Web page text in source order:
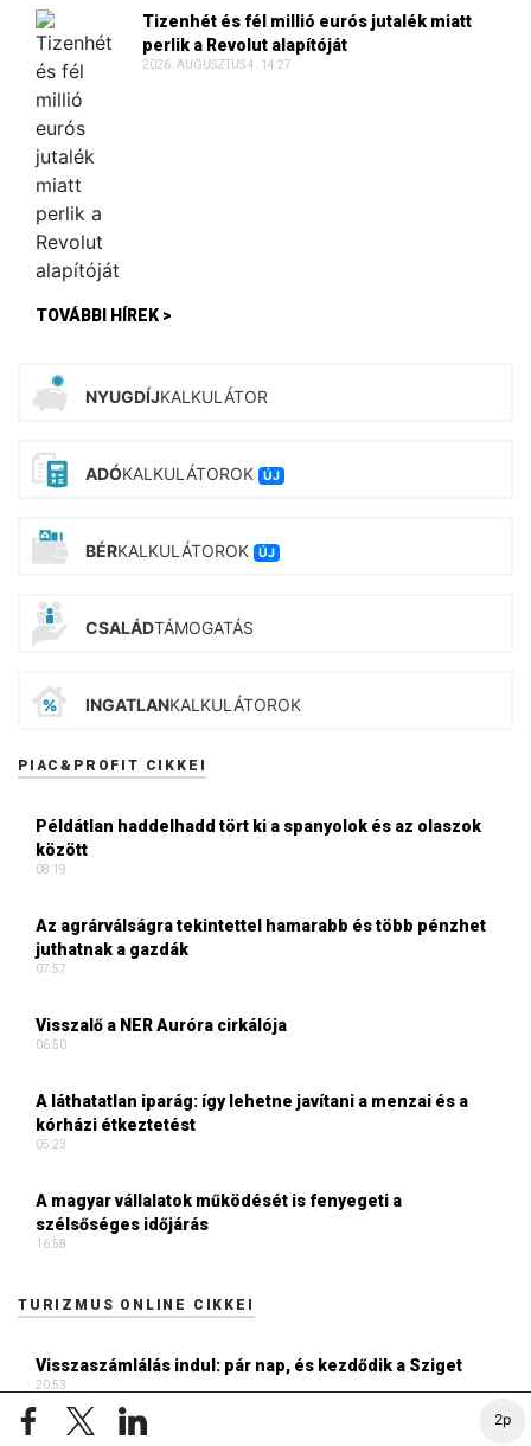
2p
Tizenhét és fél millió eurós jutalék miatt
perlik a Revolut alapítóját
2026. AUGUSZTUS 4. 14:27
TOVÁBBI HÍREK >
NYUGDÍJKALKULÁTOR
ADÓKALKULÁTOROK ÚJ
BÉRKALKULÁTOROK ÚJ
CSALÁDTÁMOGATÁS
INGATLANKALKULÁTOROK
PIAC&PROFIT CIKKEI
Példátlan haddelhadd tört ki a spanyolok és az olaszok
között
08:19
Az agrárválságra tekintettel hamarabb és több pénzhet
juthatnak a gazdák
07:57
Visszalő a NER Auróra cirkálója
06:50
A láthatatlan iparág: így lehetne javítani a menzai és a
kórházi étkeztetést
05:23
A magyar vállalatok működését is fenyegeti a
szélsőséges időjárás
16:58
TURIZMUS ONLINE CIKKEI
Visszaszámlálás indul: pár nap, és kezdődik a Sziget
20:53
Az amerikai elnök egy tollvonással véget vetett a